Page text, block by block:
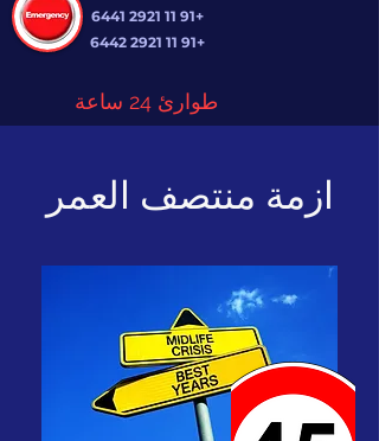
+91 11 2921 6441
+91 11 2921 6442
طوارئ 24 ساعة
ازمة منتصف العمر